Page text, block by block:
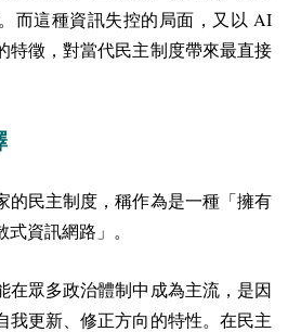
而這種資訊失控的局面，又以 AI
特徵，對當代民主制度帶來最直接
的民主制度，稱作為是一種「擁有
資訊網路」。
在眾多政治體制中成為主流，是因
我更新、修正方向的特性。在民主